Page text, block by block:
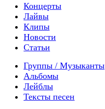
Концерты
Лайвы
Клипы
Новости
Статьи
Группы / Музыканты
Альбомы
Лейблы
Тексты песен